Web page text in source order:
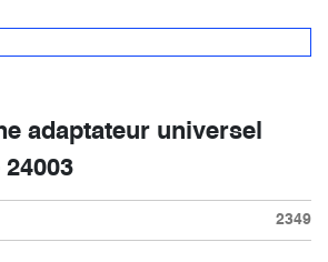
adaptateur universel
2349